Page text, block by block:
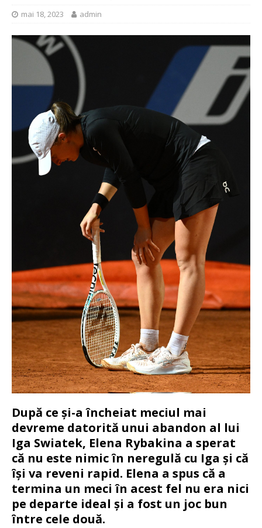
mai 18, 2023 admin
După ce și-a încheiat meciul mai
devreme datorită unui abandon al lui
Iga Swiatek, Elena Rybakina a sperat
că nu este nimic în neregulă cu Iga și că
își va reveni rapid. Elena a spus că a
termina un meci în acest fel nu era nici
pe departe ideal și a fost un joc bun
între cele două.